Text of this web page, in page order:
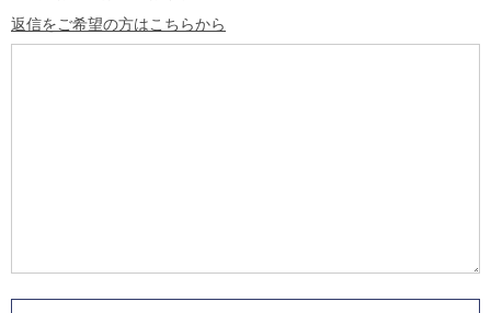
返信をご希望の方はこちらから